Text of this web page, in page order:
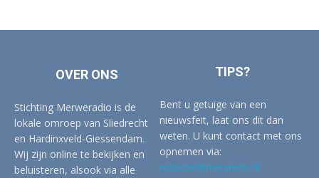
OVER ONS
Stichting Merweradio is de
lokale omroep van Sliedrecht
en Hardinxveld-Giessendam.
Wij zijn online te bekijken en
beluisteren, alsook via alle
TIPS?
Bent u getuige van een
nieuwsfeit, laat ons dit dan
weten. U kunt contact met ons
opnemen via:
redactie@merwertv.nl